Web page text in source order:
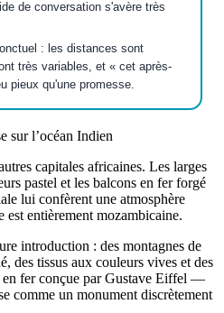
de conversation s'avère très
: les distances sont
très variables, et « cet après-
pieux qu'une promesse.
sur l’océan Indien
capitales africaines. Les larges
pastel et les balcons en fer forgé
lui confèrent une atmosphère
est entièrement mozambicaine.
introduction : des montagnes de
des tissus aux couleurs vives et des
fer conçue par Gustave Eiffel —
comme un monument discrètement